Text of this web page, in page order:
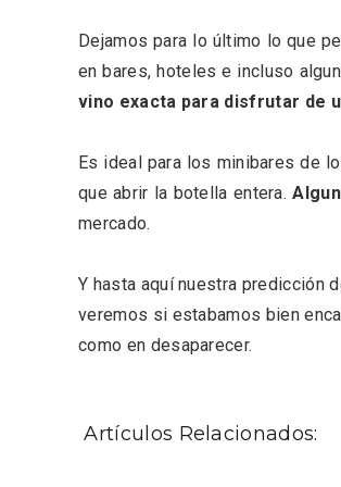
Dejamos para lo último lo que
en bares, hoteles e incluso
vino exacta para disfrutar de
Es ideal para los minibares de
que abrir la botella entera.
mercado.
Y hasta aquí nuestra predicción
veremos si estabamos bien
como en desaparecer.
Artículos Relacionados:
Moradillo de Roa